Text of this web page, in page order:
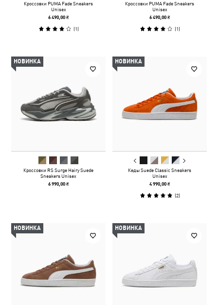
Кроссовки PUMA Fade Sneakers
Unisex
6 490,00 ₴
(1)
Кроссовки PUMA Fade Sneakers
Unisex
6 490,00 ₴
(1)
НОВИНКА
Кроссовки RS Surge Hairy Suede
Sneakers Unisex
6 990,00 ₴
НОВИНКА
Кеды Suede Classic Sneakers
Unisex
4 990,00 ₴
(2)
НОВИНКА НОВИНКА